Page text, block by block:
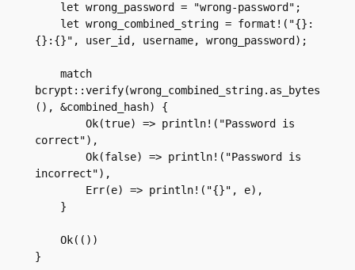
    let wrong_password = "wrong-password";
{}:{}", user_id, username, wrong_password);
bcrypt::verify(wrong_combined_string.as_bytes
(), &combined_hash) {
correct"),
incorrect"),
        Err(e) => println!("{}", e),
    }
    Ok(())
}